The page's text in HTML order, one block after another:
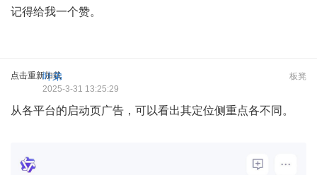
记得给我一个赞。
点击重新加载 板凳
叶弟
2025-3-31 13:25:29
从各平台的启动页广告，可以看出其定位侧重点各不同。